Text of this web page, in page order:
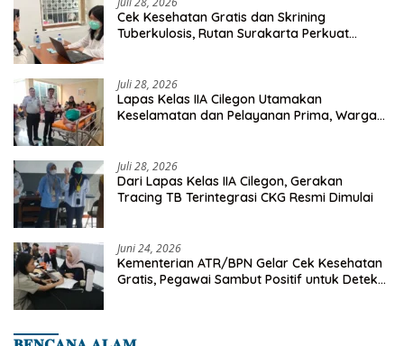
Cek Kesehatan Gratis dan Skrining
Tuberkulosis, Rutan Surakarta Perkuat
Juli 28, 2026
Lapas Kelas IIA Cilegon Utamakan
Keselamatan dan Pelayanan Prima, Warga
Juli 28, 2026
Dari Lapas Kelas IIA Cilegon, Gerakan
Tracing TB Terintegrasi CKG Resmi Dimulai
Juni 24, 2026
Kementerian ATR/BPN Gelar Cek Kesehatan
Gratis, Pegawai Sambut Positif untuk Deteksi